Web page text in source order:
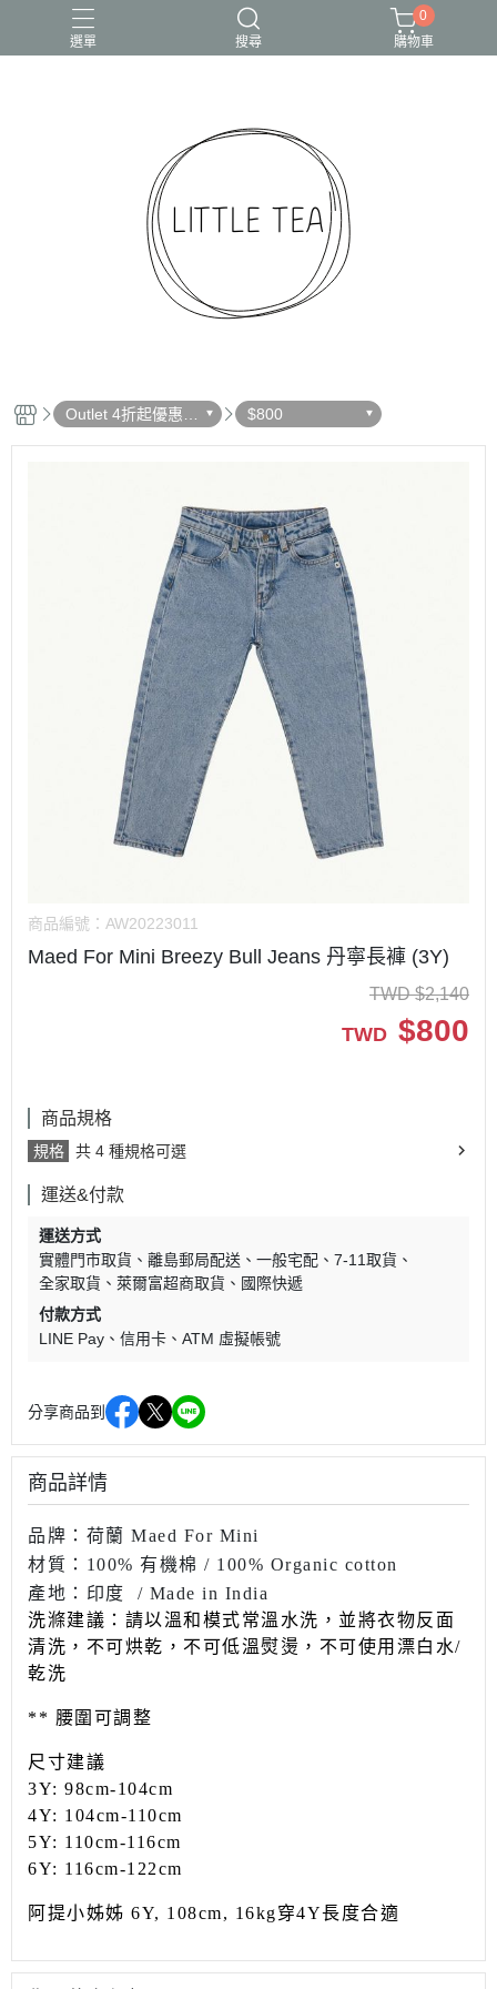
選單 搜尋
0
購物車
Outlet 4折起優惠出
清
$800
商品編號： AW20223011
Maed For Mini Breezy Bull Jeans 丹寧長褲 (3Y)
TWD $2,140
TWD $800
商品規格
規格 共 4 種規格可選
運送&付款
運送方式
實體門市取貨
離島郵局配送 一般宅配
7-11取貨
全家取貨
萊爾富超商取貨
國際快遞
付款方式
LINE Pay
信用卡 ATM 虛擬帳號
分享商品到
商品詳情
品牌：荷蘭 Maed For Mini
材質：100% 有機棉 / 100% Organic cotton
產地：印度
/ Made in India
洗滌建議：請以溫和模式常溫水洗，並將衣物反面
清洗，不可烘乾，不可低溫熨燙，不可使用漂白水/
乾洗
** 腰圍可調整
尺寸建議
3Y: 98cm-104cm
4Y: 104cm-110cm
5Y: 110cm-116cm
6Y: 116cm-122cm
阿提小姊姊 6Y, 108cm, 16kg穿4Y長度合適